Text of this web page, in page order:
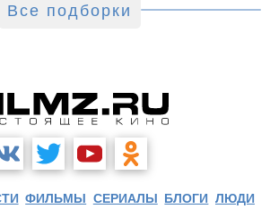
Аквариум (2009)
Все подборки
ФИЛЬМЫ СЕРИАЛЫ БЛОГИ ЛЮДИ